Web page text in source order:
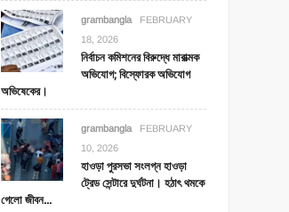
grambangla
FEBRUARY
18, 2026
নির্বাচন কমিশনের বিরুদ্ধে মারাত্মক
অভিযোগ; বিস্ফোরক অভিযোগ
অভিষেকের।
grambangla
FEBRUARY
10, 2026
হাওড়া পুরসভা সংলগ্ন হাওড়া
ট্রেড সেন্টারে দুর্ঘটনা। হঠাৎ থমকে
গেলো জীবন…